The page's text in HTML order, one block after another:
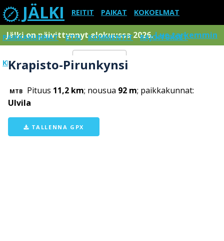
JÄLKI REITIT PAIKAT KOKOELMAT
PAIKKAKUNNAT ETSI KOMMENTIT RAJOITUKSET
KIRJAUDU SISÄÄN Menu
Jälki on päivittynnyt elokuussa 2026.Lue tarkemmin
Krapisto-Pirunkynsi
MTB Pituus 11,2 km; nousua 92 m; paikkakunnat:
Ulvila
TALLENNA GPX